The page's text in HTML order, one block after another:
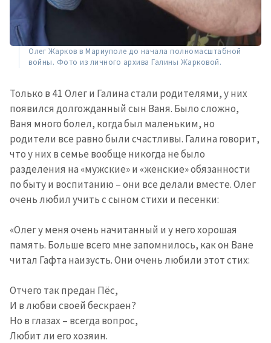
Олег Жарков в Мариуполе до начала полномасштабной
войны. Фото из личного архива Галины Жарковой.
Только в 41 Олег и Галина стали родителями, у них
появился долгожданный сын Ваня. Было сложно,
Ваня много болел, когда был маленьким, но
родители все равно были счастливы. Галина говорит,
что у них в семье вообще никогда не было
разделения на «мужские» и «женские» обязанности
по быту и воспитанию – они все делали вместе. Олег
очень любил учить с сыном стихи и песенки:
«Олег у меня очень начитанный и у него хорошая
память. Больше всего мне запомнилось, как он Ване
читал Гафта наизусть. Они очень любили этот стих:
Отчего так предан Пёс,
И в любви своей бескраен?
Но в глазах – всегда вопрос,
Любит ли его хозяин.